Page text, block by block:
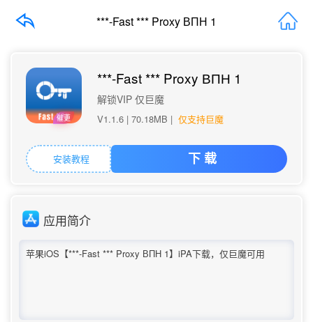
***-Fast *** Proxy ВПН 1
催更
***-Fast *** Proxy ВПН 1
解锁VIP 仅巨魔
V1.1.6 | 70.18MB | 仅支持巨魔
安装教程 下 载
应用简介
苹果iOS【***-Fast *** Proxy ВПН 1】iPA下载，仅巨魔可用